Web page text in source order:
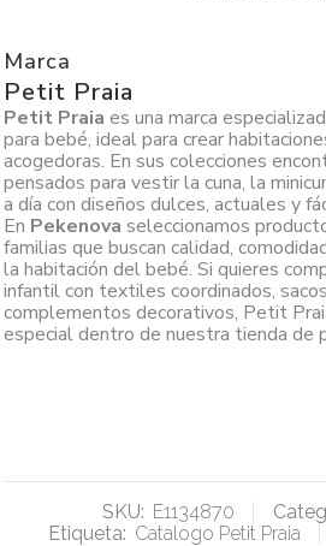
Marca
Petit Praia
Petit Praia es una marca
para bebé, ideal para crear
acogedoras. En sus colecciones
pensados para vestir la cuna, la
a día con diseños dulces, actuales y
En Pekenova seleccionamos
familias que buscan calidad,
la habitación del bebé. Si quieres
infantil con textiles coordinados,
complementos decorativos, Petit
especial dentro de nuestra tienda de
SKU: E1134870
Etiqueta: Catalogo Petit Praia